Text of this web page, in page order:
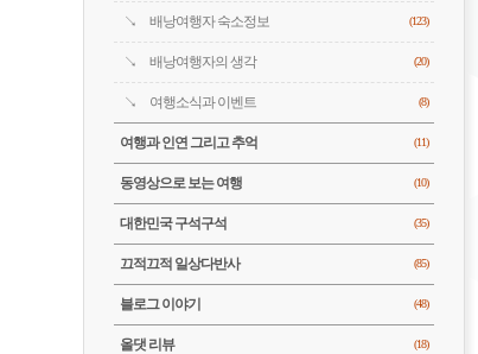
배낭여행자 숙소정보 (123)
배낭여행자의 생각 (20)
여행소식과 이벤트 (8)
여행과 인연 그리고 추억 (11)
동영상으로 보는 여행 (10)
대한민국 구석구석 (35)
끄적끄적 일상다반사 (85)
블로그 이야기 (48)
올댓 리뷰 (18)